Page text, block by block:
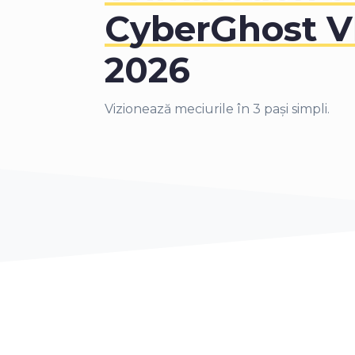
CyberGhost
2026
Vizionează meciurile în 3 pași simpli.
6
8